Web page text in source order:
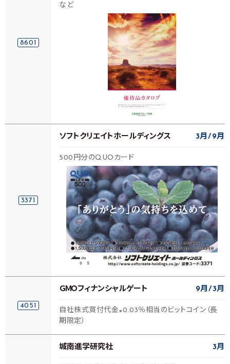
8601
など
3371
ソフトクリエイトホールディングス 3月 9月
500円分のQUOカード
4051
ＧＭＯフィナンシャルゲート 9月 3月
自社株式買付代金×0.03％相当のビットコイン（長
期限定）
城南進学研究社 3月